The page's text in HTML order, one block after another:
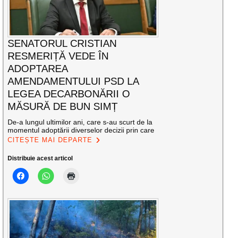
SENATORUL CRISTIAN
RESMERIȚĂ VEDE ÎN
ADOPTAREA
AMENDAMENTULUI PSD LA
LEGEA DECARBONĂRII O
MĂSURĂ DE BUN SIMȚ
De-a lungul ultimilor ani, care s-au scurt de la
momentul adoptării diverselor decizii prin care
CITEȘTE MAI DEPARTE
Distribuie acest articol